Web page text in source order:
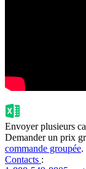
Envoyer plusieurs
Demander un prix
commande groupée.
Contacts :